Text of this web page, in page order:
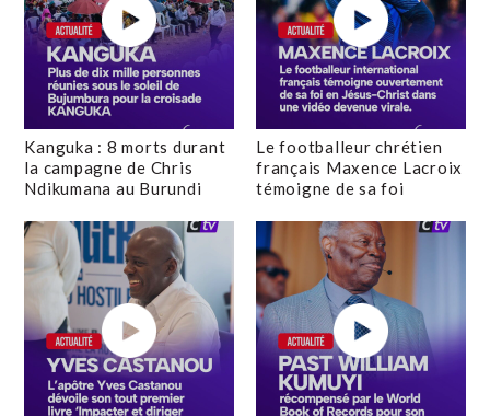
Kanguka : 8 morts durant
la campagne de Chris
Ndikumana au Burundi
Le footballeur chrétien
français Maxence Lacroix
témoigne de sa foi